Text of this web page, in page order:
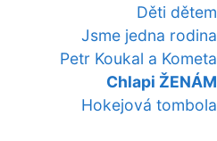
Děti dětem
Jsme jedna rodina
Petr Koukal a Kometa
Chlapi ŽENÁM
Hokejová tombola